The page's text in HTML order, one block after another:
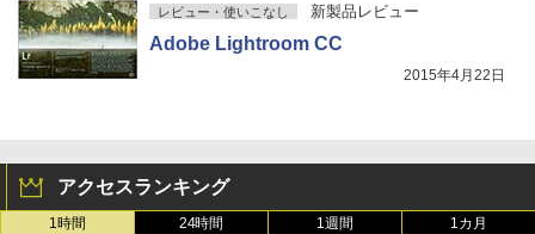
レビュー・使いこなし 新製品レビュー
Adobe Lightroom CC
2015年4月22日
アクセスランキング
1時間 24時間 1週間 1カ月